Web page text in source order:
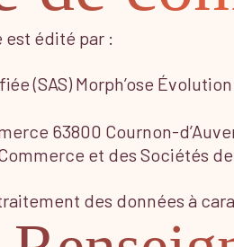
est édité par :
(SAS) Morph’ose Évolution
63800 Cournon-
et des Sociétés de
des données à